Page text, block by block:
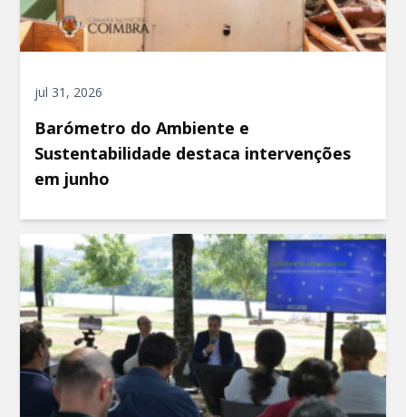
jul 31, 2026
Barómetro do Ambiente e
Sustentabilidade destaca intervenções
em junho